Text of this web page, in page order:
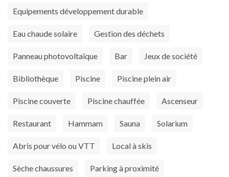
Equipements développement durable
Eau chaude solaire Gestion des déchets
Panneau photovoltaïque Bar Jeux de société
Bibliothèque Piscine Piscine plein air
Piscine couverte Piscine chauffée Ascenseur
Restaurant Hammam Sauna Solarium
Abris pour vélo ou VTT Local à skis
Sèche chaussures Parking à proximité